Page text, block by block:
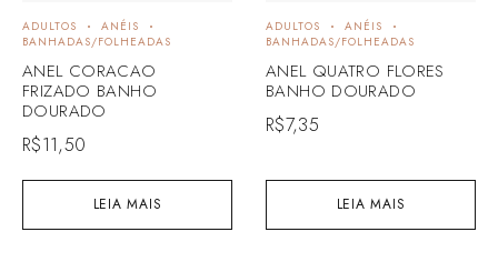
LEIA MAIS
ADULTOS
ANÉIS
BANHADAS/FOLHEADAS
ANEL CORACAO
FRIZADO BANHO
DOURADO
R$11,50
LEIA MAIS
ADULTOS
ANÉIS
BANHADAS/FOLHEADAS
ANEL QUATRO FLORES
BANHO DOURADO
R$7,35